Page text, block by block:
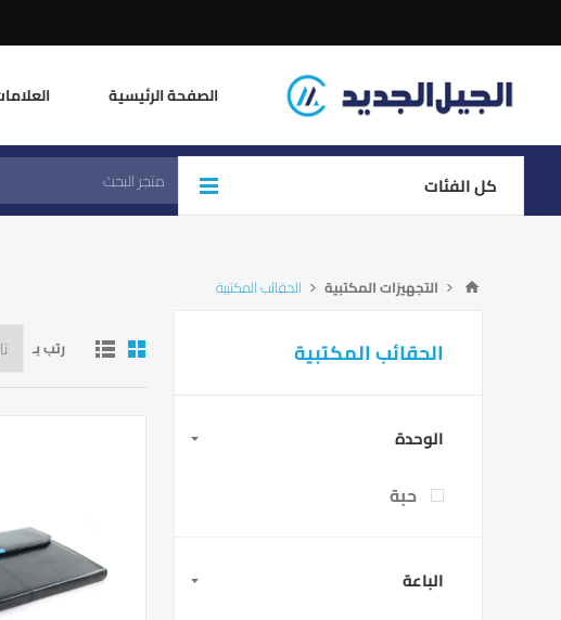
الصفحة الرئيسية
كل الفئات
التجهيزات المكتبية الحقائب المكتبية
رتب بـ الحقائب المكتبية
الوحدة
حبة
الباعة